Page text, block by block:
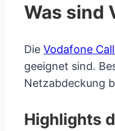
Was sind
Die Vodafone
geeignet sind.
Netzabdeckung
Highlights